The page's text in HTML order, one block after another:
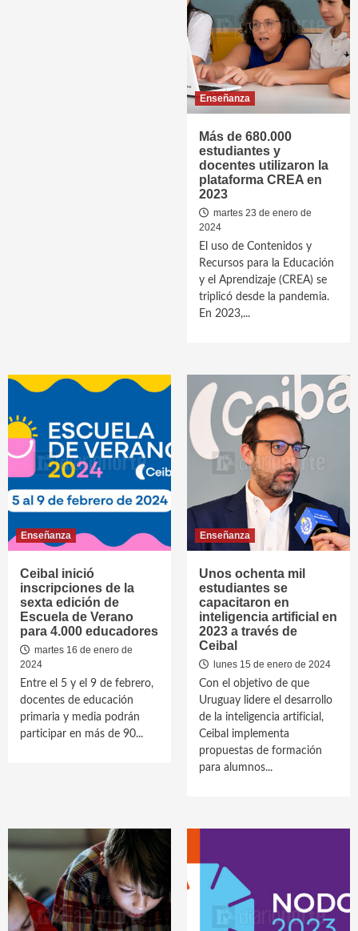
Enseñanza
Más de 680.000
estudiantes y
docentes utilizaron la
plataforma CREA en
2023
martes 23 de enero de
2024
El uso de Contenidos y
Recursos para la Educación
y el Aprendizaje (CREA) se
triplicó desde la pandemia.
En 2023,...
Enseñanza
Ceibal inició
inscripciones de la
sexta edición de
Escuela de Verano
para 4.000 educadores
martes 16 de enero de
2024
Entre el 5 y el 9 de febrero,
docentes de educación
primaria y media podrán
participar en más de 90...
Enseñanza
Unos ochenta mil
estudiantes se
capacitaron en
inteligencia artificial en
2023 a través de
Ceibal
lunes 15 de enero de 2024
Con el objetivo de que
Uruguay lidere el desarrollo
de la inteligencia artificial,
Ceibal implementa
propuestas de formación
para alumnos...